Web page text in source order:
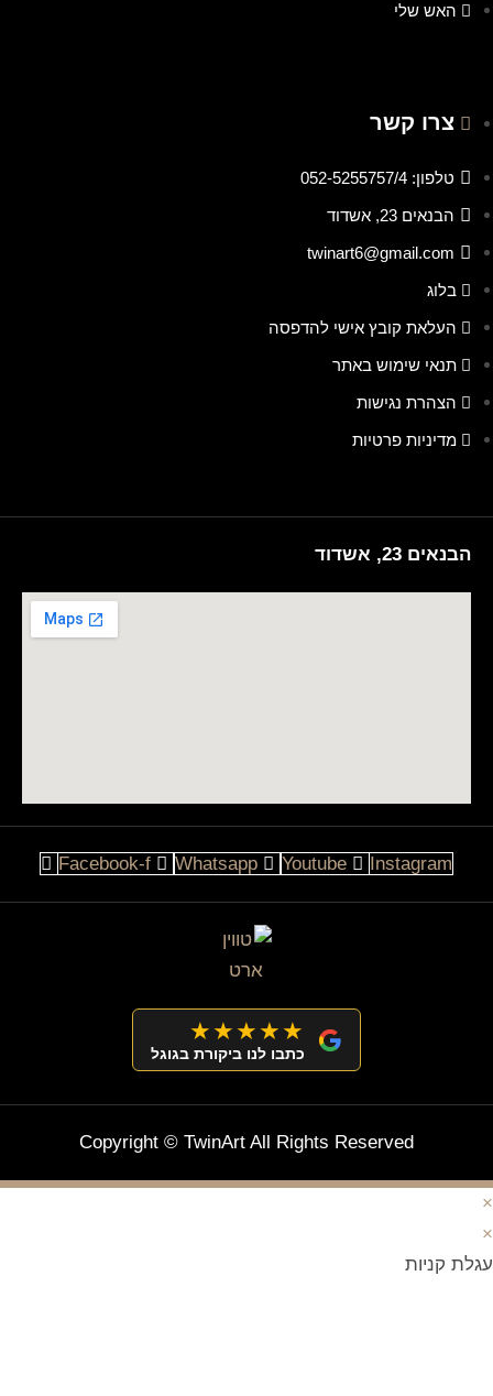
האש שלי
צרו קשר
טלפון: 052-5255757/4
הבנאים 23, אשדוד
twinart6@gmail.com
בלוג
העלאת קובץ אישי להדפסה
תנאי שימוש באתר
הצהרת נגישות
מדיניות פרטיות
הבנאים 23, אשדוד
Facebook-f Whatsapp Youtube Instagram
★★★★★
כתבו לנו ביקורת בגוגל
Copyright © TwinArt All Rights Reserved
×
×
עגלת קניות